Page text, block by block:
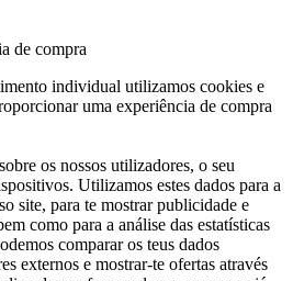
de compra
individual utilizamos cookies e
uma experiência de compra
os nossos utilizadores, o seu
Utilizamos estes dados para a
site, para te mostrar publicidade e
como para a análise das estatísticas
comparar os teus dados
externos e mostrar-te ofertas através